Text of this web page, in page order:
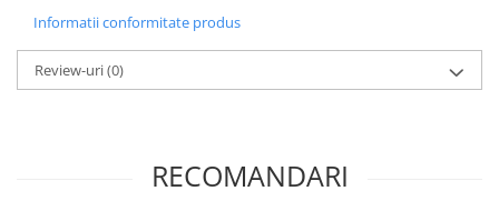
Decor Crăciun
TOATE Bijuteriile și Accesoriile
TOATE Produsele Zero Waste
Informatii conformitate produs
Review-uri(0)
RECOMANDARI